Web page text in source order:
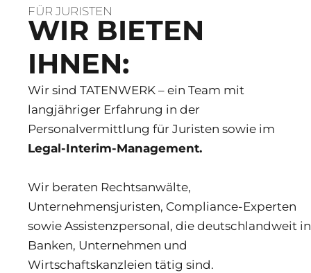
FÜR JURISTEN
WIR BIETEN
IHNEN:
Wir sind TATENWERK – ein Team mit
langjähriger Erfahrung in der
Personalvermittlung für Juristen sowie im
Legal-Interim-Management.
Wir beraten Rechtsanwälte,
Unternehmensjuristen, Compliance-Experten
sowie Assistenzpersonal, die deutschlandweit in
Banken, Unternehmen und
Wirtschaftskanzleien tätig sind.